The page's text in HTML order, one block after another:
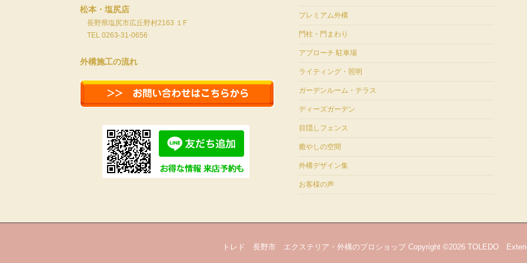
松本・塩尻店
長野県塩尻市広丘野村2163 １F
TEL 0263-31-0656
外構施工の流れ
プレミアム外構
門柱・門まわり
アプローチ 駐車場
ライティング・照明
ガーデンルーム・テラス
ディーズガーデン
目隠しフェンス
癒やしの空間
外構デザイン集
お客様の声
トレド 長野市 エクステリア・外構のプロショップ Copyright ©2026 TOLEDO